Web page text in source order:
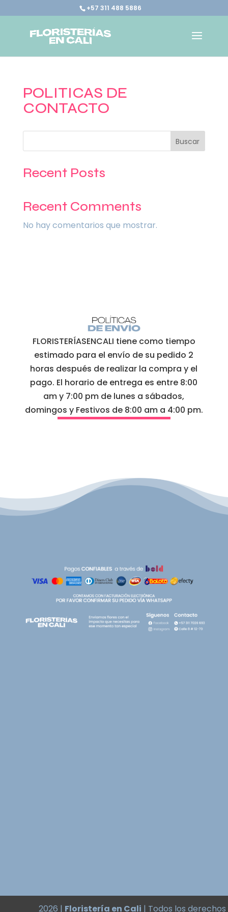
+57 311 488 5886
POLITICAS DE
CONTACTO
Buscar
Recent Posts
Recent Comments
No hay comentarios que mostrar.
FLORISTERÍASENCALI tiene como tiempo
estimado para el envío de su pedido 2
horas después de realizar la compra y el
pago. El horario de entrega es entre 8:00
am y 7:00 pm de lunes a sábados,
domingos y Festivos de 8:00 am a 4:00 pm.
2026 | Floristería en Cali | Todos los